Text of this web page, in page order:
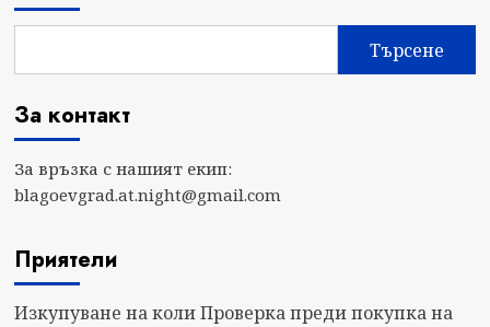
Търсене
За контакт
За връзка с нашият екип:
blagoevgrad.at.night@gmail.com
Приятели
Изкупуване на коли Проверка преди покупка на